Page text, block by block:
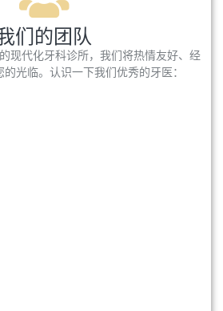
们的团队
现代化牙科诊所，我们将热情友好、经
光临。认识一下我们优秀的牙医：